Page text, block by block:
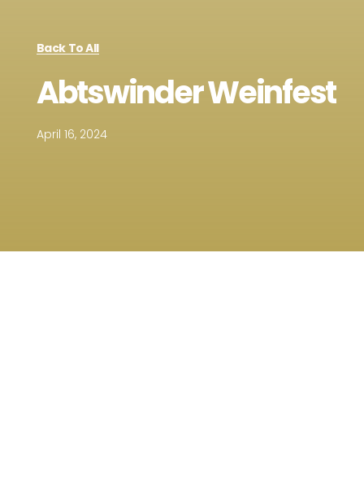
Back To All
Abtswinder Weinfest
April 16, 2024